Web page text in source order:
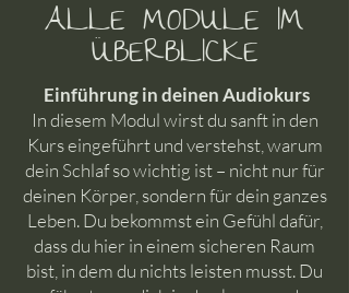
ALLE MODULE IM
ÜBERBLICKE
Einführung in deinen Audiokurs​
In diesem Modul wirst du sanft in den
Kurs eingeführt und verstehst, warum
dein Schlaf so wichtig ist – nicht nur für
deinen Körper, sondern für dein ganzes
Leben. Du bekommst ein Gefühl dafür,
dass du hier in einem sicheren Raum
bist, in dem du nichts leisten musst. Du